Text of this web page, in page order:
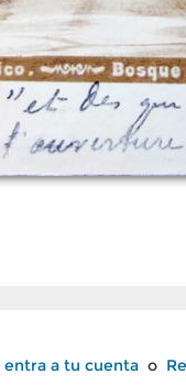
entra a tu cuenta o